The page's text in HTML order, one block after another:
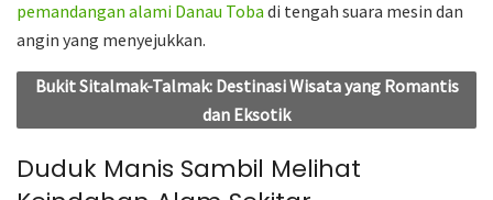
pemandangan alami Danau Toba di tengah suara mesin dan
angin yang menyejukkan.
Bukit Sitalmak-Talmak: Destinasi Wisata yang Romantis
dan Eksotik
Duduk Manis Sambil Melihat